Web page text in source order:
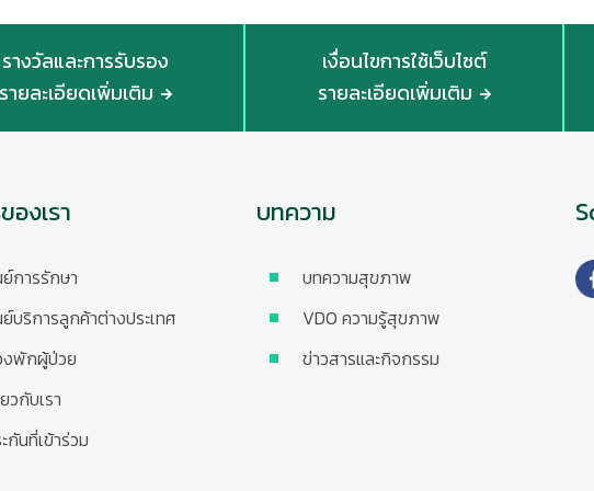
รางวัลและการรับรอง
ายละเอียดเพิ่มเติม
เงื่อนไขการใช้เว็บไซต์
รายละเอียดเพิ่มเติม
องเรา
การรักษา
บริการลูกค้าต่างประเทศ
พักผู้ป่วย
วกับเรา
กันที่เข้าร่วม
บทความ
บทความสุขภาพ
VDO ความรู้สุขภาพ
ข่าวสารและกิจกรรม